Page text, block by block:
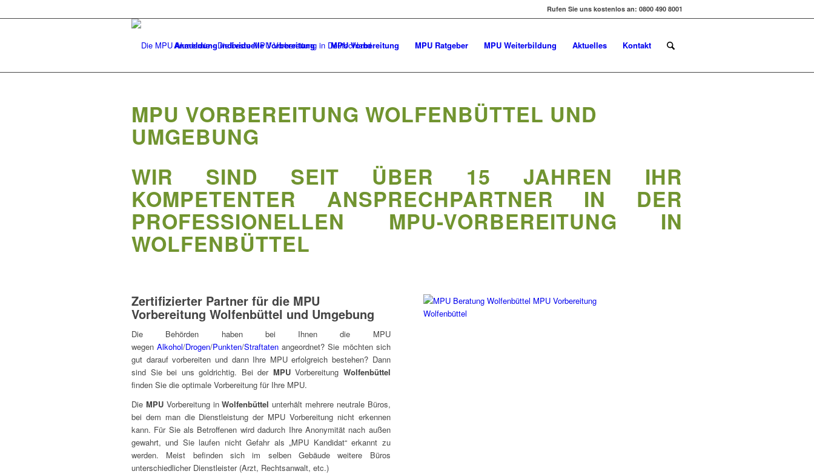
Rufen Sie uns kostenlos an: 0800 490 8001
Anmeldung individuelle Vorbereitung MPU Vorbereitung MPU Ratgeber MPU Weiterbildung Aktuelles Kontakt
MPU VORBEREITUNG WOLFENBÜTTEL UND
UMGEBUNG
WIR SIND SEIT ÜBER 15 JAHREN IHR
KOMPETENTER ANSPRECHPARTNER IN DER
PROFESSIONELLEN MPU-VORBEREITUNG IN
WOLFENBÜTTEL
Zertifizierter Partner für die MPU
Vorbereitung Wolfenbüttel und Umgebung
Die Behörden haben bei Ihnen die MPU
wegenAlkohol/Drogen/Punkten/Straftaten angeordnet? Sie möchten sich
gut darauf vorbereiten und dann Ihre MPU erfolgreich bestehen? Dann
sind Sie bei uns goldrichtig. Bei der MPUVorbereitung Wolfenbüttel
finden Sie die optimale Vorbereitung für Ihre MPU.
Die MPUVorbereitung inWolfenbüttel unterhält mehrere neutrale Büros,
bei dem man die Dienstleistung der MPU Vorbereitung nicht erkennen
kann. Für Sie als Betroffenen wird dadurch Ihre Anonymität nach außen
gewahrt, und Sie laufen nicht Gefahr als „MPU Kandidat“ erkannt zu
werden. Meist befinden sich im selben Gebäude weitere Büros
unterschiedlicher Dienstleister (Arzt, Rechtsanwalt, etc.)